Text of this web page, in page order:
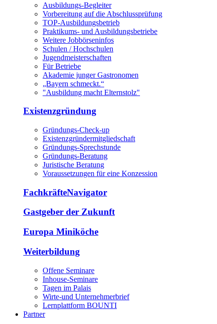
Ausbildungs-Begleiter
Vorbereitung auf die Abschlussprüfung
TOP-Ausbildungsbetrieb
Praktikums- und Ausbildungsbetriebe
Weitere Jobbörseninfos
Schulen / Hochschulen
Jugendmeisterschaften
Für Betriebe
Akademie junger Gastronomen
„Bayern schmeckt.“
"Ausbildung macht Elternstolz"
Existenzgründung
Gründungs-Check-up
Existenzgründermitgliedschaft
Gründungs-Sprechstunde
Gründungs-Beratung
Juristische Beratung
Voraussetzungen für eine Konzession
FachkräfteNavigator
Gastgeber der Zukunft
Europa Miniköche
Weiterbildung
Offene Seminare
Inhouse-Seminare
Tagen im Palais
Wirte-und Unternehmerbrief
Lernplattform BOUNTI
Partner